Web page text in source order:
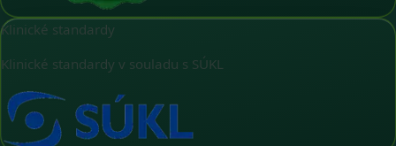
Klinické standardy
Klinické standardy v souladu s SÚKL